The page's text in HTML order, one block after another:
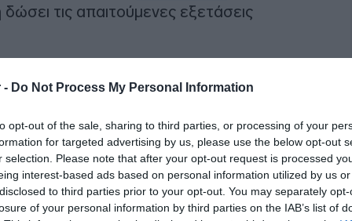
- Do Not Process My Personal Information
opt-out of the sale, sharing to third parties, or processing of your
for targeted advertising by us, please use the below opt-out
selection. Please note that after your opt-out request is processed
interest-based ads based on personal information utilized by us
to third parties prior to your opt-out. You may separately
of your personal information by third parties on the IAB’s list of
τις απαιτούμενες εξετάσεις
και θέλει να αποκτήσει και
χρειάζεται τρία χρόνια
του 2021 ο
είναι από τα βασικά στελέχη της